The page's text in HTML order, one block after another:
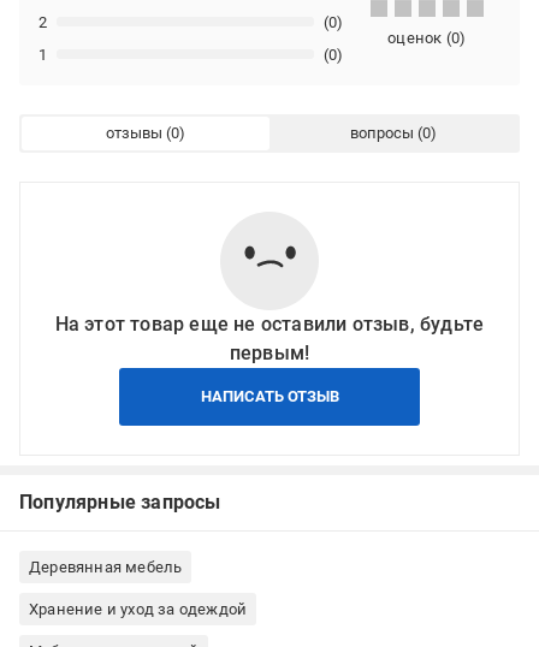
1 (0)
2 (0)
оценок (0)
отзывы вопросы
На этот товар еще не оставили отзыв, будьте
первым!
НАПИСАТЬ ОТЗЫВ
Популярные запросы
Деревянная мебель
Хранение и уход за одеждой